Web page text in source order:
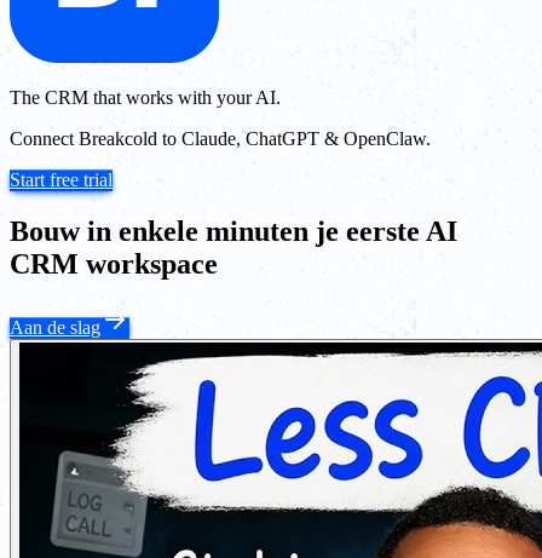
The CRM that works with your AI.
Connect Breakcold to Claude, ChatGPT & OpenClaw.
Start free trial
Bouw in enkele minuten je eerste AI
CRM workspace
Aan de slag